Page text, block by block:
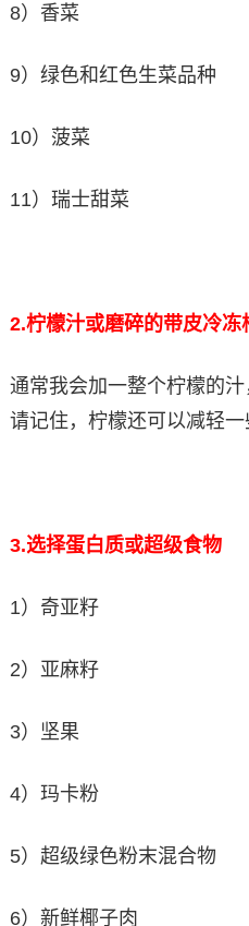
8）香菜
9）绿色和红色生菜品种
10）菠菜
11）瑞士甜菜
2.柠檬汁或磨碎的带皮冷冻
通常我会加一整个柠檬的汁
请记住，柠檬还可以减轻一
3.选择蛋白质或超级食物
1）奇亚籽
2）亚麻籽
3）坚果
4）玛卡粉
5）超级绿色粉末混合物
6）新鲜椰子肉